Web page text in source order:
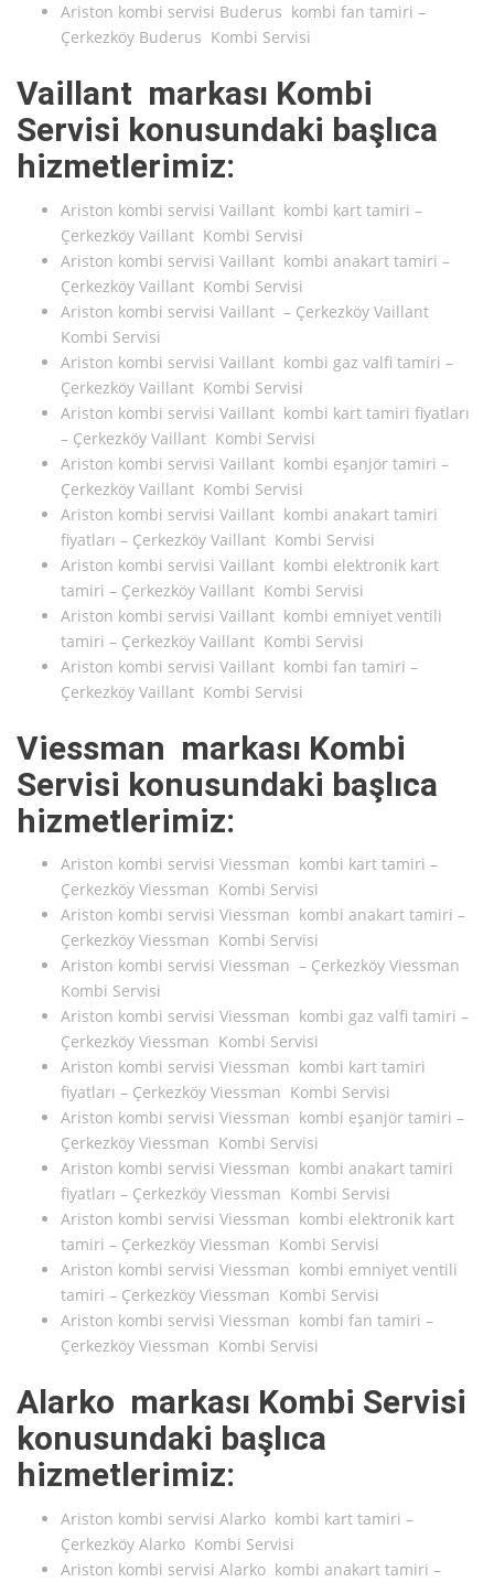
Ariston kombi servisi Buderus kombi fan tamiri –
Çerkezköy Buderus Kombi Servisi
Vaillant markası Kombi
Servisi konusundaki başlıca
hizmetlerimiz:
Ariston kombi servisi Vaillant kombi kart tamiri –
Çerkezköy Vaillant Kombi Servisi
Ariston kombi servisi Vaillant kombi anakart tamiri –
Çerkezköy Vaillant Kombi Servisi
Ariston kombi servisi Vaillant – Çerkezköy Vaillant
Kombi Servisi
Ariston kombi servisi Vaillant kombi gaz valfi tamiri –
Çerkezköy Vaillant Kombi Servisi
Ariston kombi servisi Vaillant kombi kart tamiri fiyatları
– Çerkezköy Vaillant Kombi Servisi
Ariston kombi servisi Vaillant kombi eşanjör tamiri –
Çerkezköy Vaillant Kombi Servisi
Ariston kombi servisi Vaillant kombi anakart tamiri
fiyatları – Çerkezköy Vaillant Kombi Servisi
Ariston kombi servisi Vaillant kombi elektronik kart
tamiri – Çerkezköy Vaillant Kombi Servisi
Ariston kombi servisi Vaillant kombi emniyet ventili
tamiri – Çerkezköy Vaillant Kombi Servisi
Ariston kombi servisi Vaillant kombi fan tamiri –
Çerkezköy Vaillant Kombi Servisi
Viessman markası Kombi
Servisi konusundaki başlıca
hizmetlerimiz:
Ariston kombi servisi Viessman kombi kart tamiri –
Çerkezköy Viessman Kombi Servisi
Ariston kombi servisi Viessman kombi anakart tamiri –
Çerkezköy Viessman Kombi Servisi
Ariston kombi servisi Viessman – Çerkezköy Viessman
Kombi Servisi
Ariston kombi servisi Viessman kombi gaz valfi tamiri –
Çerkezköy Viessman Kombi Servisi
Ariston kombi servisi Viessman kombi kart tamiri
fiyatları – Çerkezköy Viessman Kombi Servisi
Ariston kombi servisi Viessman kombi eşanjör tamiri –
Çerkezköy Viessman Kombi Servisi
Ariston kombi servisi Viessman kombi anakart tamiri
fiyatları – Çerkezköy Viessman Kombi Servisi
Ariston kombi servisi Viessman kombi elektronik kart
tamiri – Çerkezköy Viessman Kombi Servisi
Ariston kombi servisi Viessman kombi emniyet ventili
tamiri – Çerkezköy Viessman Kombi Servisi
Ariston kombi servisi Viessman kombi fan tamiri –
Çerkezköy Viessman Kombi Servisi
Alarko markası Kombi Servisi
konusundaki başlıca
hizmetlerimiz:
Ariston kombi servisi Alarko kombi kart tamiri –
Çerkezköy Alarko Kombi Servisi
Ariston kombi servisi Alarko kombi anakart tamiri –